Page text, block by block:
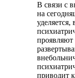
В связи с
на
проявляют
приводит